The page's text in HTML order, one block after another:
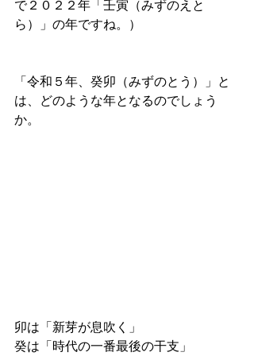
で２０２２年「壬寅（みずのえと
ら）」の年ですね。）
「令和５年、癸卯（みずのとう）」と
は、どのような年となるのでしょう
か。
卯は「新芽が息吹く」
癸は「時代の一番最後の干支」